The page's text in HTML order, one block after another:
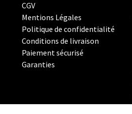
CGV
Mentions Légales
Politique de confidentialité
Conditions de livraison
Paiement sécurisé
Garanties